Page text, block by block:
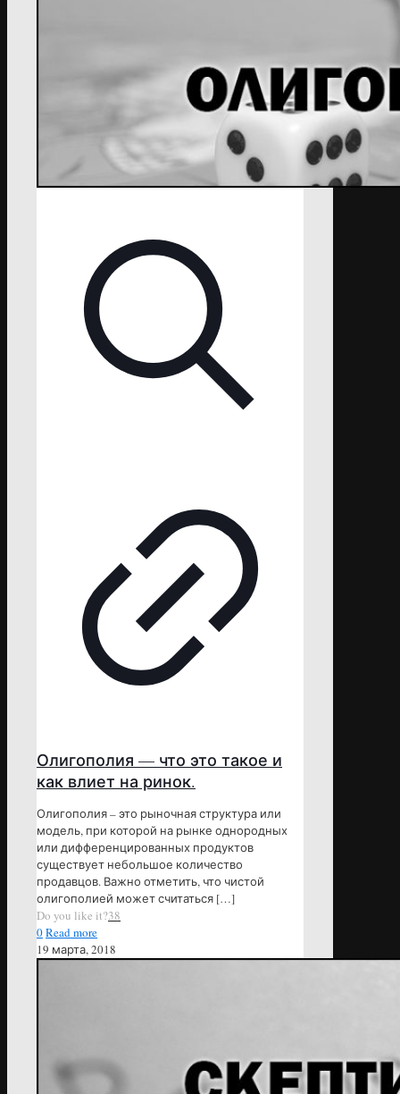
Олигополия — что это такое и
как влиет на ринок.
Олигополия – это рыночная структура или
модель, при которой на рынке однородных
или дифференцированных продуктов
существует небольшое количество
продавцов. Важно отметить, что чистой
олигополией может считаться […]
Do you like it?38
0Read more
19 марта, 2018